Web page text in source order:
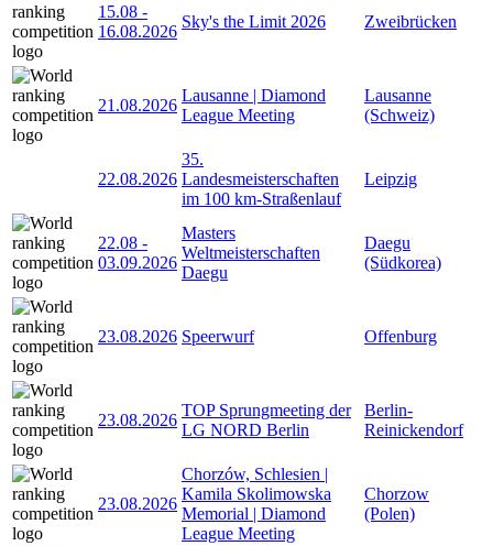
15.08 -
16.08.2026
Sky's the Limit 2026 Zweibrücken
21.08.2026
Lausanne | Diamond
League Meeting
Lausanne
(Schweiz)
22.08.2026
35.
Landesmeisterschaften
im 100 km-Straßenlauf
Leipzig
22.08 -
03.09.2026
Masters
Weltmeisterschaften
Daegu
Daegu
(Südkorea)
23.08.2026 Speerwurf Offenburg
23.08.2026
TOP Sprungmeeting der
LG NORD Berlin
Berlin-
Reinickendorf
23.08.2026
Chorzów, Schlesien |
Kamila Skolimowska
Memorial | Diamond
League Meeting
Chorzow
(Polen)